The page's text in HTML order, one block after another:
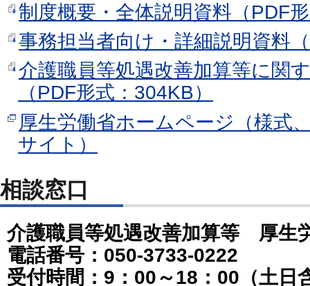
制度概要・全体説明資料（PDF
事務担当者向け・詳細説明資料
介護職員等処遇改善加算等に関
（PDF形式：304KB）
厚生労働省ホームページ（様式
サイト）
相談窓口
介護職員等処遇改善加算等 厚生
電話番号：050-3733-0222
受付時間：9：00～18：00（土日